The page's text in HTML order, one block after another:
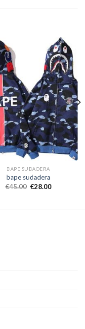
BAPE SUDADERA
bape sudadera
€45.00 €28.00